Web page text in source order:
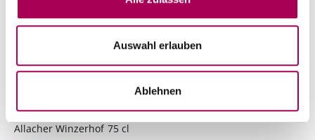
Auswahl erlauben
Ablehnen
Blaufränkisch x Zweigelt Barrique Histamin- und
Allacher2021
Allacher Winzerhof 75 cl